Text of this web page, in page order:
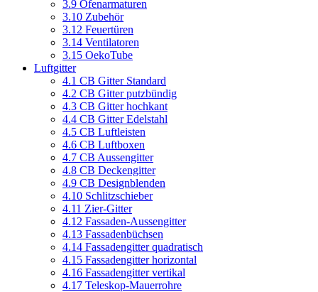
3.9 Ofenarmaturen
3.10 Zubehör
3.12 Feuertüren
3.14 Ventilatoren
3.15 OekoTube
Luftgitter
4.1 CB Gitter Standard
4.2 CB Gitter putzbündig
4.3 CB Gitter hochkant
4.4 CB Gitter Edelstahl
4.5 CB Luftleisten
4.6 CB Luftboxen
4.7 CB Aussengitter
4.8 CB Deckengitter
4.9 CB Designblenden
4.10 Schlitzschieber
4.11 Zier-Gitter
4.12 Fassaden-Aussengitter
4.13 Fassadenbüchsen
4.14 Fassadengitter quadratisch
4.15 Fassadengitter horizontal
4.16 Fassadengitter vertikal
4.17 Teleskop-Mauerrohre